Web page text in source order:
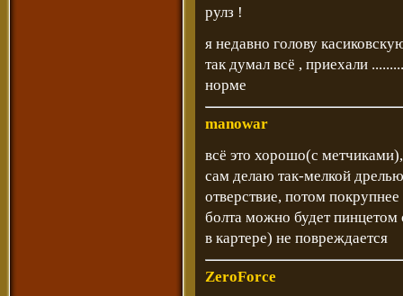
рулз !
я недавно голову
так думал всё , приехали
норме
manowar
всё это хорошо(с
сам делаю так-мелкой
отверствие, потом
болта можно будет пинцетом
в картере) не повреждается
ZeroForce